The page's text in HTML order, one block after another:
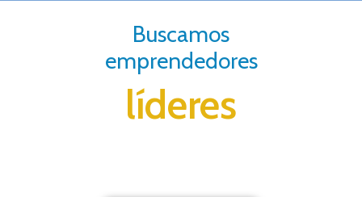
Buscamos
emprendedores
líderes